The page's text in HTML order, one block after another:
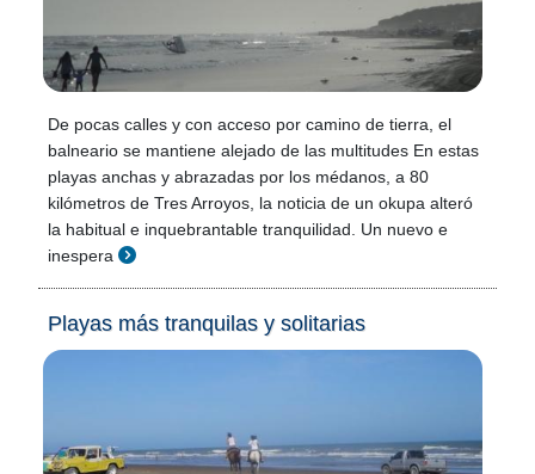
De pocas calles y con acceso por camino de tierra, el
balneario se mantiene alejado de las multitudes En estas
playas anchas y abrazadas por los médanos, a 80
kilómetros de Tres Arroyos, la noticia de un okupa alteró
la habitual e inquebrantable tranquilidad. Un nuevo e
inespera
Playas más tranquilas y solitarias